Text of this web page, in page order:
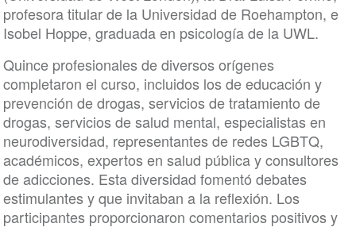
profesora titular de la Universidad de Roehampton, e
Isobel Hoppe, graduada en psicología de la UWL.
Quince profesionales de diversos orígenes
completaron el curso, incluidos los de educación y
prevención de drogas, servicios de tratamiento de
drogas, servicios de salud mental, especialistas en
neurodiversidad, representantes de redes LGBTQ,
académicos, expertos en salud pública y consultores
de adicciones. Esta diversidad fomentó debates
estimulantes y que invitaban a la reflexión. Los
participantes proporcionaron comentarios positivos y